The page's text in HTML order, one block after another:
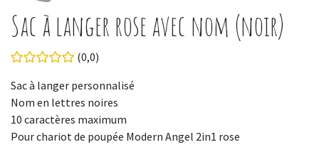
Sac à langer rose avec nom (noir)
(0,0)
Sac à langer personnalisé
Nom en lettres noires
10 caractères maximum
Pour chariot de poupée Modern Angel 2in1 rose